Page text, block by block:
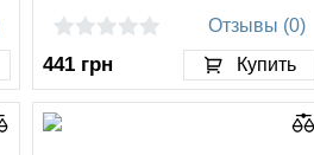
Отзывы (0)
441 грн Купить